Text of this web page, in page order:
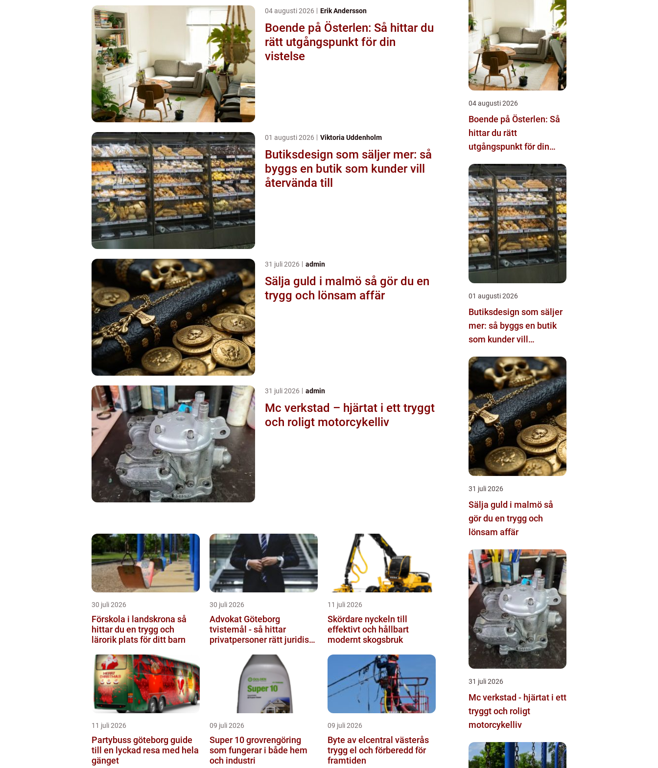
04 augusti 2026 Erik Andersson
Boende på Österlen: Så hittar du
rätt utgångspunkt för din
vistelse
01 augusti 2026 Viktoria Uddenholm
Butiksdesign som säljer mer: så
byggs en butik som kunder vill
återvända till
31 juli 2026 admin
Sälja guld i malmö så gör du en
trygg och lönsam affär
31 juli 2026 admin
Mc verkstad – hjärtat i ett tryggt
och roligt motorcykelliv
30 juli 2026
Förskola i landskrona så
hittar du en trygg och
lärorik plats för ditt barn
30 juli 2026
Advokat Göteborg
tvistemål - så hittar
privatpersoner rätt juridiskt
11 juli 2026
Skördare nyckeln till
effektivt och hållbart
modernt skogsbruk
11 juli 2026
Partybuss göteborg guide
till en lyckad resa med hela
gänget
09 juli 2026
Super 10 grovrengöring
som fungerar i både hem
och industri
09 juli 2026
Byte av elcentral västerås
trygg el och förberedd för
framtiden
04 augusti 2026
Boende på Österlen: Så
hittar du rätt
utgångspunkt för din
01 augusti 2026
Butiksdesign som säljer
mer: så byggs en butik
som kunder vill
31 juli 2026
Sälja guld i malmö så
gör du en trygg och
lönsam affär
31 juli 2026
Mc verkstad - hjärtat i ett
tryggt och roligt
motorcykelliv